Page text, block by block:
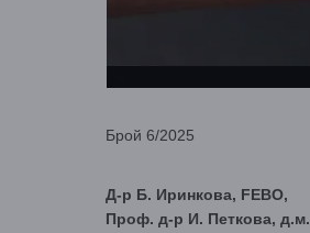
Брой 6/2025
Д-р Б. Иринкова, FEBO,
Проф. д-р И. Петкова, д.м.